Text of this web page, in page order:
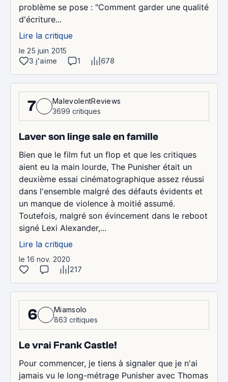
problème se pose : "Comment garder une qualité
d'écriture...
Lire la critique
le 25 juin 2015
3 j'aime
1 678
7
MalevolentReviews
3699 critiques
Laver son linge sale en famille
Bien que le film fut un flop et que les critiques
aient eu la main lourde, The Punisher était un
deuxième essai cinématographique assez réussi
dans l'ensemble malgré des défauts évidents et
un manque de violence à moitié assumé.
Toutefois, malgré son évincement dans le reboot
signé Lexi Alexander,...
Lire la critique
le 16 nov. 2020
217
6
Miamsolo
863 critiques
Le vrai Frank Castle!
Pour commencer, je tiens à signaler que je n'ai
jamais vu le long-métrage Punisher avec Thomas